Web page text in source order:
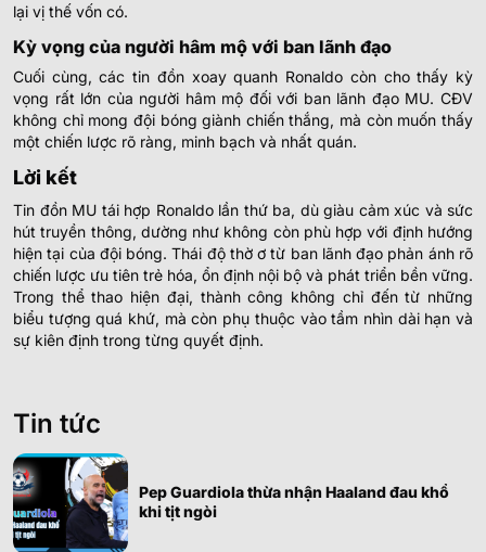
lại vị thế vốn có.
Kỳ vọng của người hâm mộ với ban lãnh đạo
Cuối cùng, các tin đồn xoay quanh Ronaldo còn cho thấy kỳ
vọng rất lớn của người hâm mộ đối với ban lãnh đạo MU. CĐV
không chỉ mong đội bóng giành chiến thắng, mà còn muốn thấy
một chiến lược rõ ràng, minh bạch và nhất quán.
Lời kết
Tin đồn MU tái hợp Ronaldo lần thứ ba, dù giàu cảm xúc và sức
hút truyền thông, dường như không còn phù hợp với định hướng
hiện tại của đội bóng. Thái độ thờ ơ từ ban lãnh đạo phản ánh rõ
chiến lược ưu tiên trẻ hóa, ổn định nội bộ và phát triển bền vững.
Trong thể thao hiện đại, thành công không chỉ đến từ những
biểu tượng quá khứ, mà còn phụ thuộc vào tầm nhìn dài hạn và
sự kiên định trong từng quyết định.
Tin tức
Pep Guardiola thừa nhận Haaland đau khổ
khi tịt ngòi